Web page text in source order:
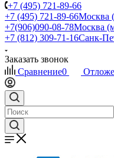
+7 (495) 721-89-66
+7 (495) 721-89-66Москва
+7(906)090-08-78Москва
+7 (812) 309-71-16Санк-
Заказать звонок
Сравнение0